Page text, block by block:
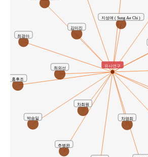
김미진
박승일
지성애 ( Sung Ae Chi )
차영희
차희원
최경아
최외선
추병완
홍후조
유사연구